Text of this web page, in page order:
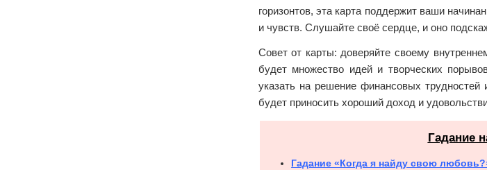
горизонтов, эта карта поддержит ваши
и чувств. Слушайте своё сердце, и оно
Совет от карты: доверяйте своему
будет множество идей и творческих
указать на решение финансовых
будет приносить хороший доход и
Гадание
Гадание «Когда я найду свою